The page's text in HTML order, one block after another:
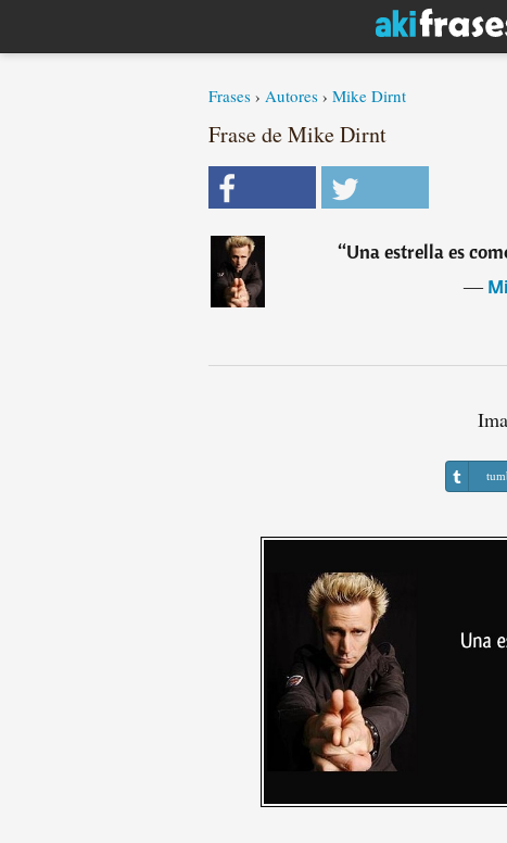
Frases › Autores › Mike Dirnt
Frase de Mike Dirnt
“Una estrella es
―